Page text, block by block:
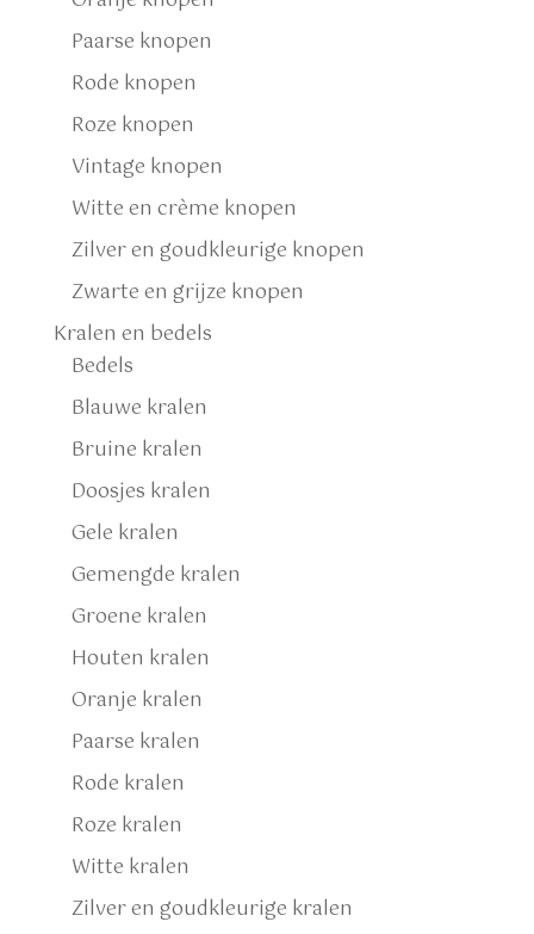
Paarse knopen
Rode knopen
Roze knopen
Vintage knopen
Witte en crème knopen
Zilver en goudkleurige knopen
Zwarte en grijze knopen
Kralen en bedels
Bedels
Blauwe kralen
Bruine kralen
Doosjes kralen
Gele kralen
Gemengde kralen
Groene kralen
Houten kralen
Oranje kralen
Paarse kralen
Rode kralen
Roze kralen
Witte kralen
Zilver en goudkleurige kralen